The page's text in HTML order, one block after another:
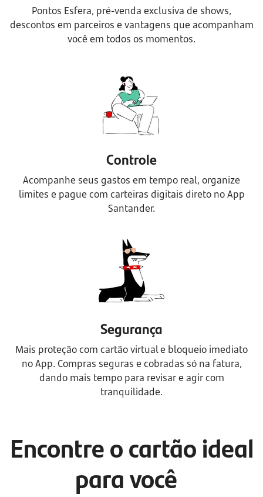
Pontos Esfera, pré-venda exclusiva de shows,
descontos em parceiros e vantagens que acompanham
você em todos os momentos.
Controle
Acompanhe seus gastos em tempo real, organize
limites e pague com carteiras digitais direto no App
Santander.
Segurança
Mais proteção com cartão virtual e bloqueio imediato
no App. Compras seguras e cobradas só na fatura,
dando mais tempo para revisar e agir com
tranquilidade.
Encontre o cartão ideal
para você